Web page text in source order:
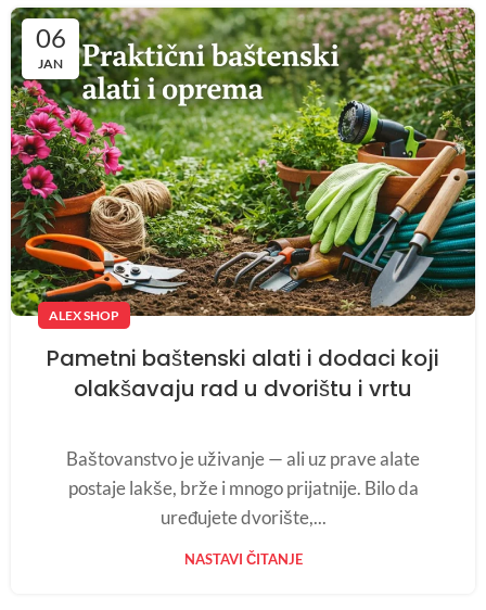
06
JAN
ALEX SHOP
Pametni baštenski alati i dodaci koji
olakšavaju rad u dvorištu i vrtu
Baštovanstvo je uživanje — ali uz prave alate
postaje lakše, brže i mnogo prijatnije. Bilo da
uređujete dvorište,...
NASTAVI ČITANJE